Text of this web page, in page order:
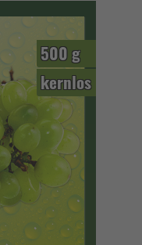
500 g
kernlos